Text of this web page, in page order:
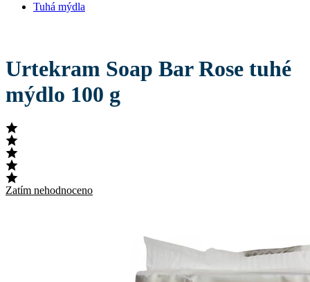
Tuhá mýdla
Urtekram Soap Bar Rose tuhé
mýdlo 100 g
Zatím nehodnoceno